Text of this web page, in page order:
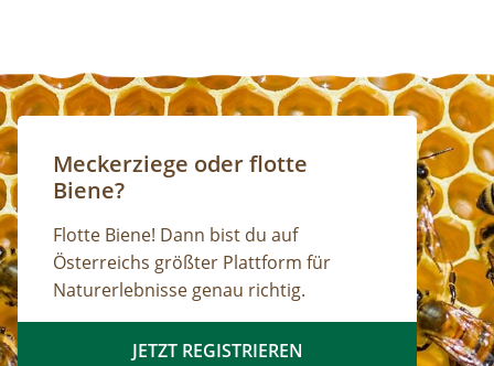
Meckerziege oder flotte
Biene?
Flotte Biene! Dann bist du auf
Österreichs größter Plattform für
Naturerlebnisse genau richtig.
JETZT REGISTRIEREN